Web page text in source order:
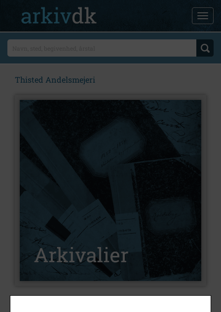
Thisted Andelsmejeri